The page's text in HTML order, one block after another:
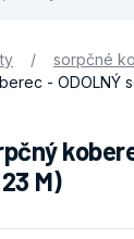
/ sorpčné
- ODOLNÝ
M)